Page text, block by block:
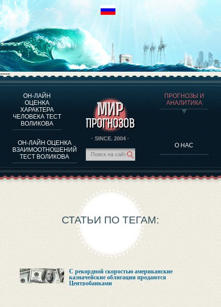
----
ОН-ЛАЙН
ОЦЕНКА
ХАРАКТЕРА
ЧЕЛОВЕКА ТЕСТ
ВОЛИКОВА
ОН-ЛАЙН ОЦЕНКА
ВЗАИМООТНОШЕНИЙ
ТЕСТ ВОЛИКОВА
· SINCE. 2004 ·
ПРОГНОЗЫ И
АНАЛИТИКА
О НАС
О ПРОГРАММЕ
ОЦЕНКА ХАРАКТЕРA ЧЕЛОВЕКА
ОЦЕНКА ХАРАКТЕРА ВЫДАЮЩИХСЯ ЛИЧНОСТЕЙ
О ПРОГРАММЕ
ТЕСТ НА СОВМЕСТИМОСТЬ ВОЛИКОВА
ПРОГНОЗЫ И АНАЛИТИКА
СТАТЬИ ПО ТЕГАМ:
С рекордной скоростью американские
казначейские облигации продаются
Центробанками